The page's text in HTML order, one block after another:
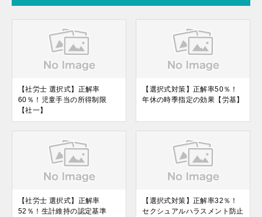
【社労士 選択式】正解率
60％！児童手当の所得制限
【社一】
【選択式対策】正解率50％！
年休の時季指定の効果【労基】
【社労士 選択式】正解率
52％！生計維持の認定基準
【選択式対策】正解率32％！
セクシュアルハラスメント防止